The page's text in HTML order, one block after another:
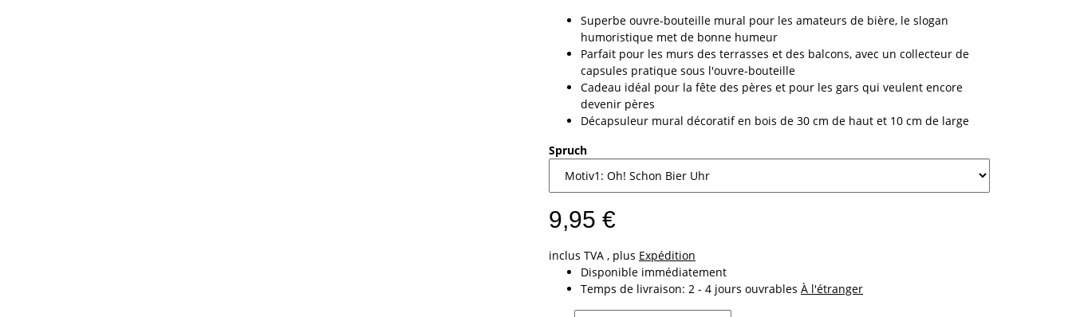
Superbe ouvre-bouteille mural pour les amateurs de bière, le slogan
humoristique met de bonne humeur
Parfait pour les murs des terrasses et des balcons, avec un collecteur de
capsules pratique sous l'ouvre-bouteille
Cadeau idéal pour la fête des pères et pour les gars qui veulent encore
devenir pères
Décapsuleur mural décoratif en bois de 30 cm de haut et 10 cm de large
Spruch
9,95 €
inclus TVA , plus Expédition
Disponible immédiatement
Temps de livraison: 2 - 4 jours ouvrables À l'étranger